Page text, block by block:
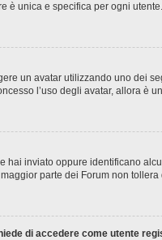
è unica e specifica per ogni utente.
un avatar utilizzando uno dei
l’uso degli avatar, allora è
hai inviato oppure identificano
parte dei Forum non
di accedere come utente